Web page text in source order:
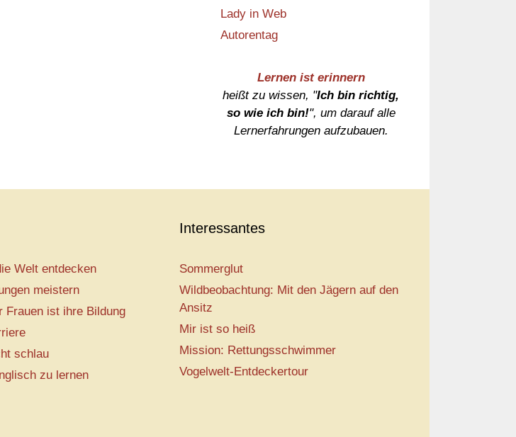
Lady in Web
Autorentag
Lernen ist erinnern
heißt zu wissen, "Ich bin richtig,
so wie ich bin!", um darauf alle
Lernerfahrungen aufzubauen.
Welt entdecken
meistern
Frauen ist ihre Bildung
schlau
zu lernen
Interessantes
Sommerglut
Wildbeobachtung: Mit den Jägern auf den
Ansitz
Mir ist so heiß
Mission: Rettungsschwimmer
Vogelwelt-Entdeckertour